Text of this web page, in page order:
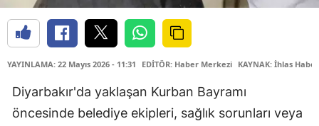
YAYINLAMA: 22 Mayıs 2026 - 11:31 EDİTÖR: Haber Merkezi KAYNAK: İhlas
Diyarbakır'da yaklaşan Kurban Bayramı
öncesinde belediye ekipleri, sağlık sorunları veya